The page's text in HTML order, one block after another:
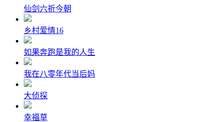
仙剑六祈今朝
乡村爱情16
如果奔跑是我的人生
我在八零年代当后妈
大侦探
幸福草